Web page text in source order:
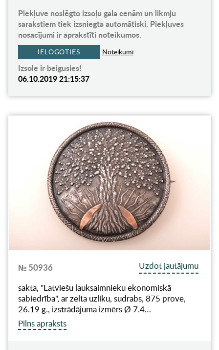
Piekļuve noslēgto izsoļu gala cenām un likmju
sarakstiem tiek izsniegta automātiski. Piekļuves
nosacījumi ir aprakstīti noteikumos.
IELOGOTIES Noteikumi
Izsole ir beigusies!
06.10.2019 21:15:37
№ 50936
Uzdot jautājumu
sakta, "Latviešu lauksaimnieku ekonomiskā
sabiedrība", ar zelta uzliku, sudrabs, 875 prove,
26.19 g., izstrādājuma izmērs Ø 7.4…
Pilns apraksts